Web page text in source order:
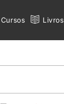
Cursos Livros